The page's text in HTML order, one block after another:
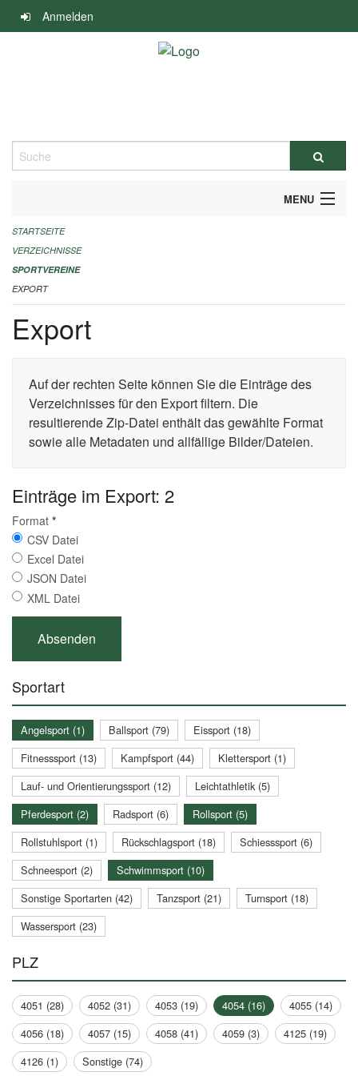
Navigation
überspringen
Anmelden
Suche
MENU
ALLGEMEINE INFORMATIONEN
FINANZIELLE UNTERSTÜTZUNG BENÖTIGT?
KONTAKT
STARTSEITE
VERZEICHNISSE
SPORTVEREINE
EXPORT
Export
Auf der rechten Seite können Sie die Einträge des
Verzeichnisses für den Export filtern. Die
resultierende Zip-Datei enthält das gewählte Format
sowie alle Metadaten und allfällige Bilder/Dateien.
Einträge im Export: 2
Format *
CSV Datei
Excel Datei
JSON Datei
XML Datei
Sportart
Angelsport (1) Ballsport (79)
Eissport (18)
Fitnesssport (13)
Kampfsport (44)
Klettersport (1)
Lauf- und Orientierungssport (12)
Leichtathletik (5)
Pferdesport (2)
Radsport (6)
Rollsport (5)
Rollstuhlsport (1)
Rückschlagsport (18)
Schiesssport (6)
Schneesport (2)
Schwimmsport (10)
Sonstige Sportarten (42)
Tanzsport (21)
Turnsport (18)
Wassersport (23)
PLZ
4051 (28) 4052 (31) 4053 (19) 4054 (16)
4055 (14)
4056 (18)
4057 (15) 4058 (41) 4059 (3)
4125 (19)
4126 (1)
Sonstige (74)